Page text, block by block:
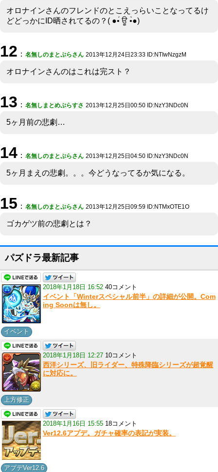
オロナインさんのフレンドのとこえっらいことなってるけ
どどっかにID晒されてるの？( ●•́ ਊ •̀●)
12 ： 名無しのまとぷらさん 2013年12月24日23:33 ID:NTIwNzgzM
オロナインさんのはこれは完スト？
13 ： 名無しまとめぷらすさ 2013年12月25日00:50 ID:NzY3NDc0N
5ヶ月前の悲劇…
14 ： 名無しのまとぷらさん 2013年12月25日04:50 ID:NzY3NDc0N
5ヶ月まえの悲劇。。。今どうなってるか気になる。
15 ： 名無しのまとぷらさん 2013年12月25日09:59 ID:NTMxOTE1O
ゴカゲツ前の悲劇とは？
パズドラ最新記事
2018年1月18日 16:52 40コメント
イベント「Winterスペシャル前半」の詳細が公開。Com
ing Soonは無し。
イベント
2018年1月18日 12:27 10コメント
西洋シリーズ、旧ライダー、特殊降臨シリーズが超覚醒
に対応に。
上方修正
2018年1月16日 15:55 18コメント
Ver12.6アプデ。ガチャ確率の表記が実装。
アプデVer12.6